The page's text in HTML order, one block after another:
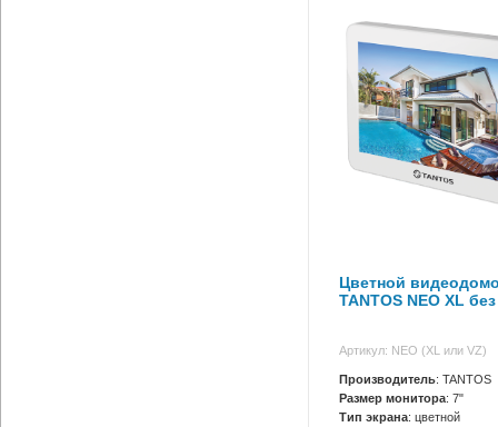
Цветной
TANTOS NEO XL
Артикул: NEO (XL или VZ)
Производитель: TANTOS
Размер монитора: 7"
Тип экрана: цветной